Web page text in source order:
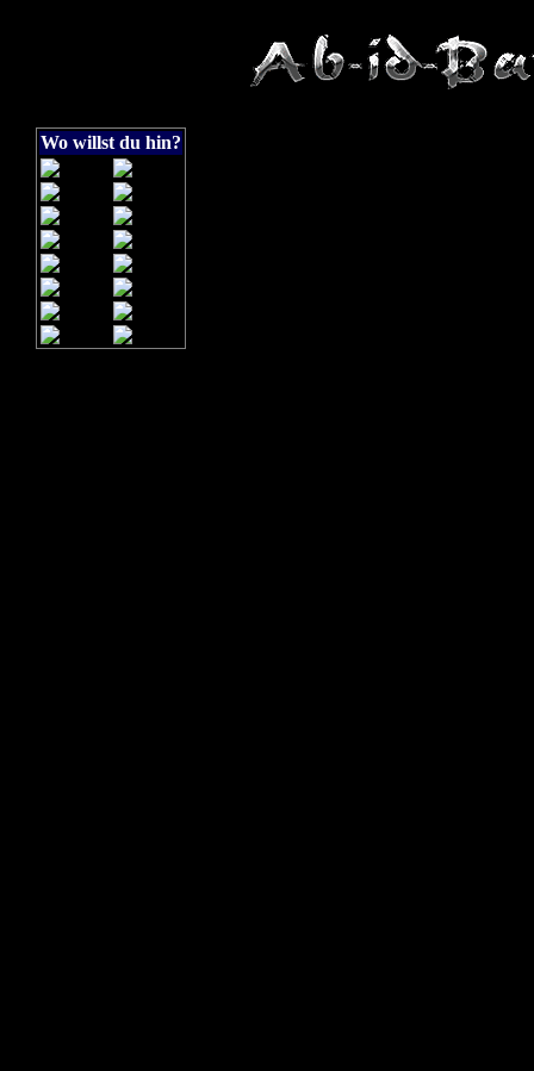
Wo willst du hin?